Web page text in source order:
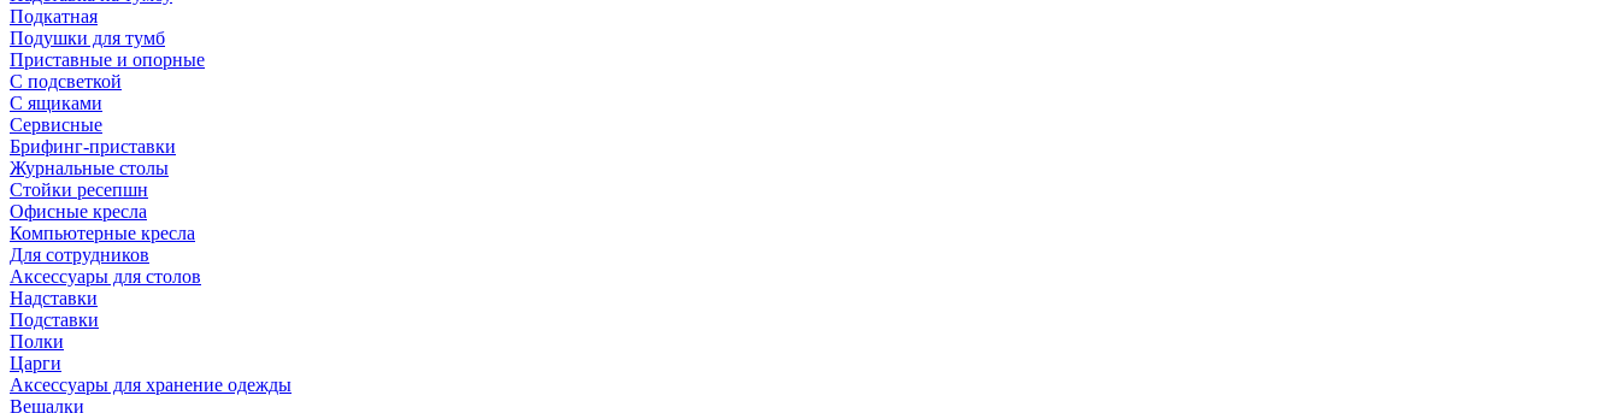
Подкатная
Подушки для тумб
Приставные и опорные
С подсветкой
С ящиками
Сервисные
Брифинг-приставки
Журнальные столы
Стойки ресепшн
Офисные кресла
Компьютерные кресла
Для сотрудников
Аксессуары для столов
Надставки
Подставки
Полки
Царги
Аксессуары для хранение одежды
Вешалки